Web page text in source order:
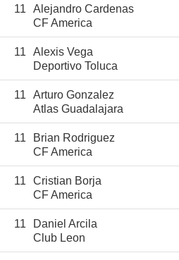
11
Alejandro Cardenas
CF America
11
Alexis Vega
Deportivo Toluca
11
Arturo Gonzalez
Atlas Guadalajara
11
Brian Rodriguez
CF America
11
Cristian Borja
CF America
11
Daniel Arcila
Club Leon